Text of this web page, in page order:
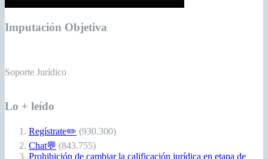
Imputación Objetiva
Soporte Jurídico
Lo + leído
Regístrate✏️ (930.300)
Chat💬 (843.755)
Prohibición de cambiar la calificación jurídica en etapa de